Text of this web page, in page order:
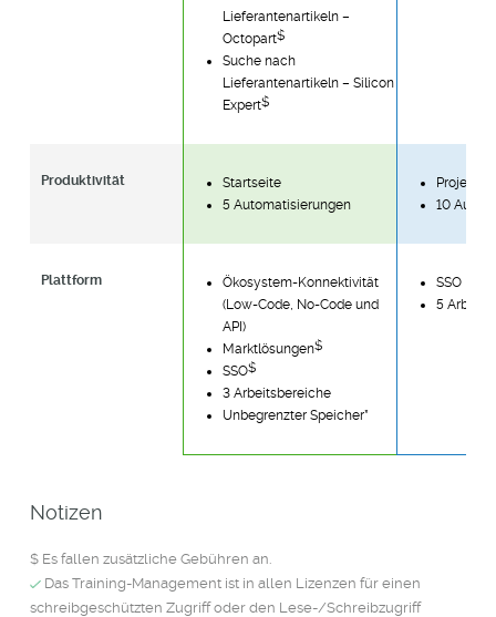
Lieferantenartikeln –
Octopart$
Suche nach
Lieferantenartikeln – Silicon
Expert$
Produktivität
Startseite
5 Automatisierungen
10
Plattform
Ökosystem-Konnektivität
(Low-Code, No-Code und
API)
Marktlösungen$
SSO$
3 Arbeitsbereiche
Unbegrenzter Speicher*
SSO
5
Notizen
$ Es fallen zusätzliche Gebühren an.
Das Training-Management ist in allen Lizenzen für einen
schreibgeschützten Zugriff oder den Lese-/Schreibzugriff